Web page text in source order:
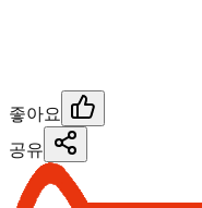
좋아요
공유